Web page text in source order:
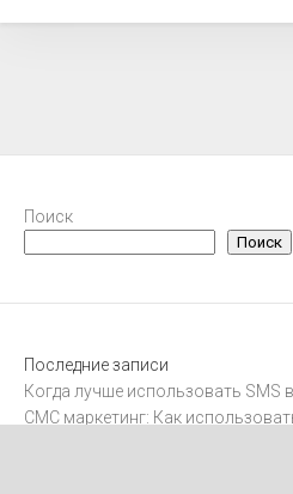
Поиск
Поиск
Последние записи
Когда лучше использовать SMS
СМС маркетинг: Как